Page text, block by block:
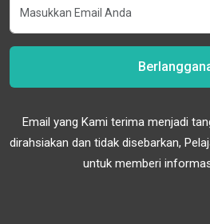
Email yang Kami terima menjadi
dirahsiakan dan tidak disebarkan,
untuk memberi